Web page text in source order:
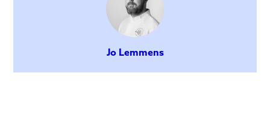
Jo Lemmens